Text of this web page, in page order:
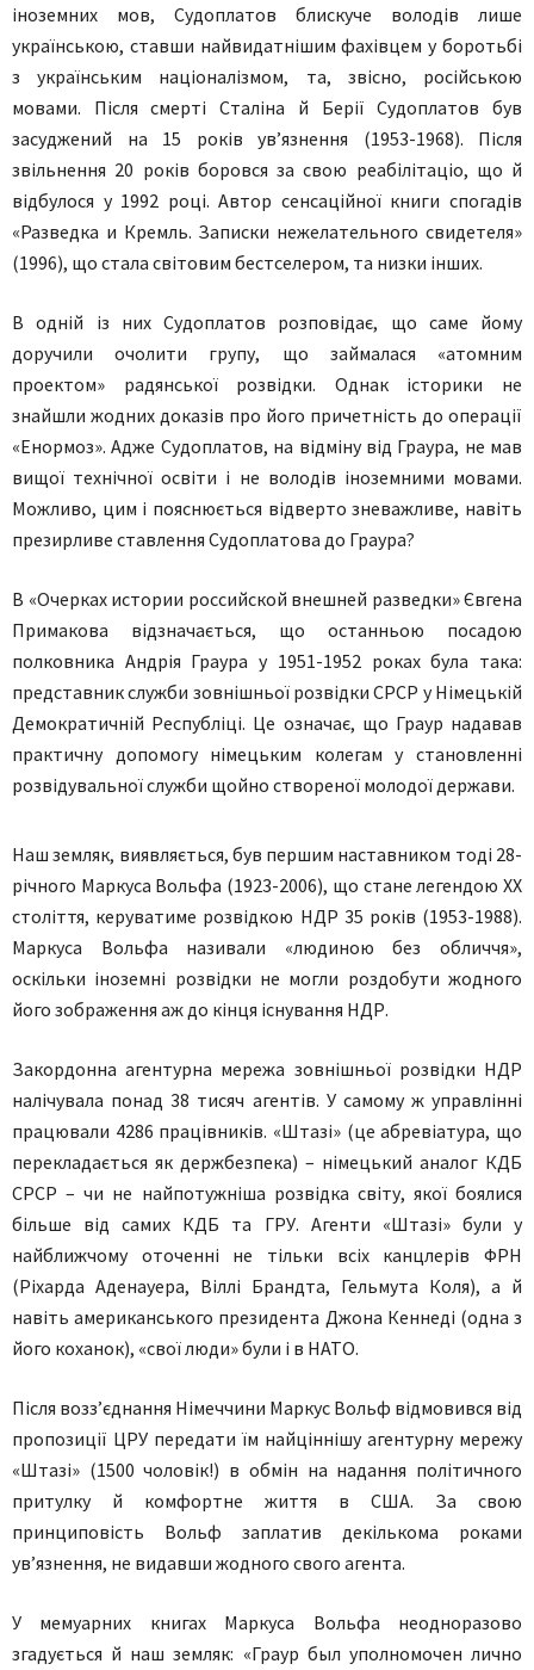
іноземних мов, Судоплатов блискуче володів лише
українською, ставши найвидатнішим фахівцем у боротьбі
з українським націоналізмом, та, звісно, російською
мовами. Після смерті Сталіна й Берії Судоплатов був
засуджений на 15 років ув’язнення (1953-1968). Після
звільнення 20 років боровся за свою реабілітаціо, що й
відбулося у 1992 році. Автор сенсаційної книги спогадів
«Разведка и Кремль. Записки нежелательного свидетеля»
(1996), що стала світовим бестселером, та низки інших.
В одній із них Судоплатов розповідає, що саме йому
доручили очолити групу, що займалася «атомним
проектом» радянської розвідки. Однак історики не
знайшли жодних доказів про його причетність до операції
«Енормоз». Адже Судоплатов, на відміну від Граура, не мав
вищої технічної освіти і не володів іноземними мовами.
Можливо, цим і пояснюється відверто зневажливе, навіть
презирливе ставлення Судоплатова до Граура?
В «Очерках истории российской внешней разведки» Євгена
Примакова відзначається, що останньою посадою
полковника Андрія Граура у 1951-1952 роках була така:
представник служби зовнішньої розвідки СРСР у Німецькій
Демократичній Республіці. Це означає, що Граур надавав
практичну допомогу німецьким колегам у становленні
розвідувальної служби щойно створеної молодої держави.
Наш земляк, виявляється, був першим наставником тоді 28-
річного Маркуса Вольфа (1923-2006), що стане легендою ХХ
століття, керуватиме розвідкою НДР 35 років (1953-1988).
Маркуса Вольфа називали «людиною без обличчя»,
оскільки іноземні розвідки не могли роздобути жодного
його зображення аж до кінця існування НДР.
Закордонна агентурна мережа зовнішньої розвідки НДР
налічувала понад 38 тисяч агентів. У самому ж управлінні
працювали 4286 працівників. «Штазі» (це абревіатура, що
перекладається як держбезпека) – німецький аналог КДБ
СРСР – чи не найпотужніша розвідка світу, якої боялися
більше від самих КДБ та ГРУ. Агенти «Штазі» були у
найближчому оточенні не тільки всіх канцлерів ФРН
(Ріхарда Аденауера, Віллі Брандта, Гельмута Коля), а й
навіть американського президента Джона Кеннеді (одна з
його коханок), «свої люди» були і в НАТО.
Після возз’єднання Німеччини Маркус Вольф відмовився від
пропозиції ЦРУ передати їм найціннішу агентурну мережу
«Штазі» (1500 чоловік!) в обмін на надання політичного
притулку й комфортне життя в США. За свою
принциповість Вольф заплатив декількома роками
ув’язнення, не видавши жодного свого агента.
У мемуарних книгах Маркуса Вольфа неодноразово
згадується й наш земляк: «Граур был уполномочен лично